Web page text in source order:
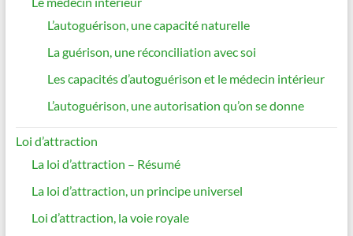
L’autoguérison, une capacité naturelle
La guérison, une réconciliation avec soi
Les capacités d’autoguérison et le médecin intérieur
L’autoguérison, une autorisation qu’on se donne
Loi d’attraction
La loi d’attraction – Résumé
La loi d’attraction, un principe universel
Loi d’attraction, la voie royale